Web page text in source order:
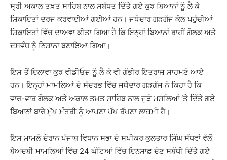
ਸ੍ਰੀ ਅਕਾਲ ਤਖ਼ਤ ਸਾਹਿਬ ਨਾਲ ਸਬੰਧਤ ਦਿੱਤੇ ਗਏ ਕੁਝ ਬਿਆਨਾਂ ਨੂੰ ਲੈ ਕੇ
ਸ਼ਿਕਾਇਤਾਂ ਦਰਜ ਕਰਵਾਈਆਂ ਗਈਆਂ ਹਨ। ਜਥੇਦਾਰ ਗੜਗੱਜ ਕੋਲ ਪਹੁੰਚੀਆਂ
ਸ਼ਿਕਾਇਤਾਂ ਵਿੱਚ ਦਾਅਵਾ ਕੀਤਾ ਗਿਆ ਹੈ ਕਿ ਇਨ੍ਹਾਂ ਬਿਆਨਾਂ ਰਾਹੀਂ ਗੋਲਕ ਅਤੇ
ਦਸਵੰਧ ਨੂੰ ਨਿਸ਼ਾਨਾ ਬਣਾਇਆ ਗਿਆ।
ਇਸ ਤੋਂ ਇਲਾਵਾ ਕੁਝ ਵੀਡੀਓਜ਼ ਨੂੰ ਲੈ ਕੇ ਵੀ ਗੰਭੀਰ ਇਤਰਾਜ਼ ਸਾਹਮਣੇ ਆਏ
ਹਨ। ਇਨ੍ਹਾਂ ਮਾਮਲਿਆਂ ਦੇ ਸੰਦਰਭ ਵਿੱਚ ਜਥੇਦਾਰ ਗੜਗੱਜ ਨੇ ਕਿਹਾ ਹੈ ਕਿ
ਵਾਰ-ਵਾਰ ਗੋਲਕ ਅਤੇ ਅਕਾਲ ਤਖ਼ਤ ਸਾਹਿਬ ਨਾਲ ਜੁੜੇ ਮਸਲਿਆਂ ‘ਤੇ ਦਿੱਤੇ ਗਏ
ਬਿਆਨਾਂ ਬਾਰੇ ਮੁੱਖ ਮੰਤਰੀ ਨੂੰ ਆਪਣਾ ਪੱਖ ਰੱਖਣਾ ਲਾਜ਼ਮੀ ਹੈ।
ਇਸ ਮਾਮਲੇ ਦੌਰਾਨ ਪੰਜਾਬ ਵਿਧਾਨ ਸਭਾ ਦੇ ਸਪੀਕਰ ਕੁਲਤਾਰ ਸਿੰਘ ਸੰਧਵਾਂ ਵੱਲੋਂ
ਬੇਅਦਬੀ ਮਾਮਲਿਆਂ ਵਿੱਚ 24 ਘੰਟਿਆਂ ਵਿੱਚ ਇਨਸਾਫ਼ ਦੇਣ ਸਬੰਧੀ ਦਿੱਤੇ ਗਏ